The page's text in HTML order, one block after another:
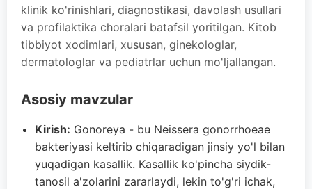
klinik ko'rinishlari, diagnostikasi, davolash usullari
va profilaktika choralari batafsil yoritilgan. Kitob
tibbiyot xodimlari, xususan, ginekologlar,
dermatologlar va pediatrlar uchun mo'ljallangan.
Asosiy mavzular
Kirish: Gonoreya - bu Neissera gonorrhoeae
bakteriyasi keltirib chiqaradigan jinsiy yo'l bilan
yuqadigan kasallik. Kasallik ko'pincha siydik-
tanosil a'zolarini zararlaydi, lekin to'g'ri ichak,